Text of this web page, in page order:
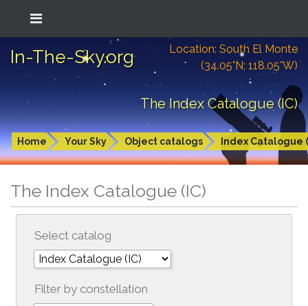
In-The-Sky.org
Location: South El Monte
(34.05°N; 118.05°W)
The Index Catalogue (IC)
Home Your Sky Object catalogs Index Catalogue
The Index Catalogue (IC)
Select catalog
Filter by constellation